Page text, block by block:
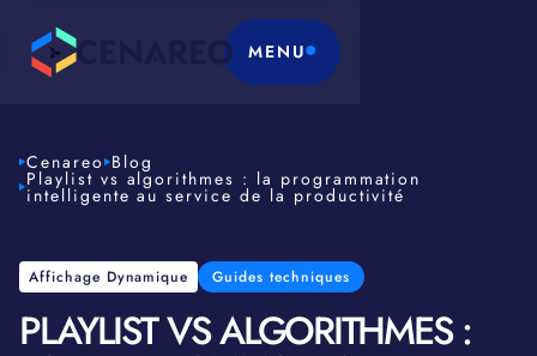
MENU
Cenareo Blog
Playlist vs algorithmes : la programmation
intelligente au service de la productivité
Affichage Dynamique Guides techniques
PLAYLIST VS ALGORITHMES :